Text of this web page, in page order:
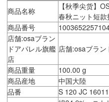
商品名称
【秋季尖货】
春秋ニット短
商品番号
店舗:osaブラン
ドアパレル旗艦
店
店舗:osaブラ
商品重量
100.00 g
商品産地
中国大陸
品番
S 120 JC 16011